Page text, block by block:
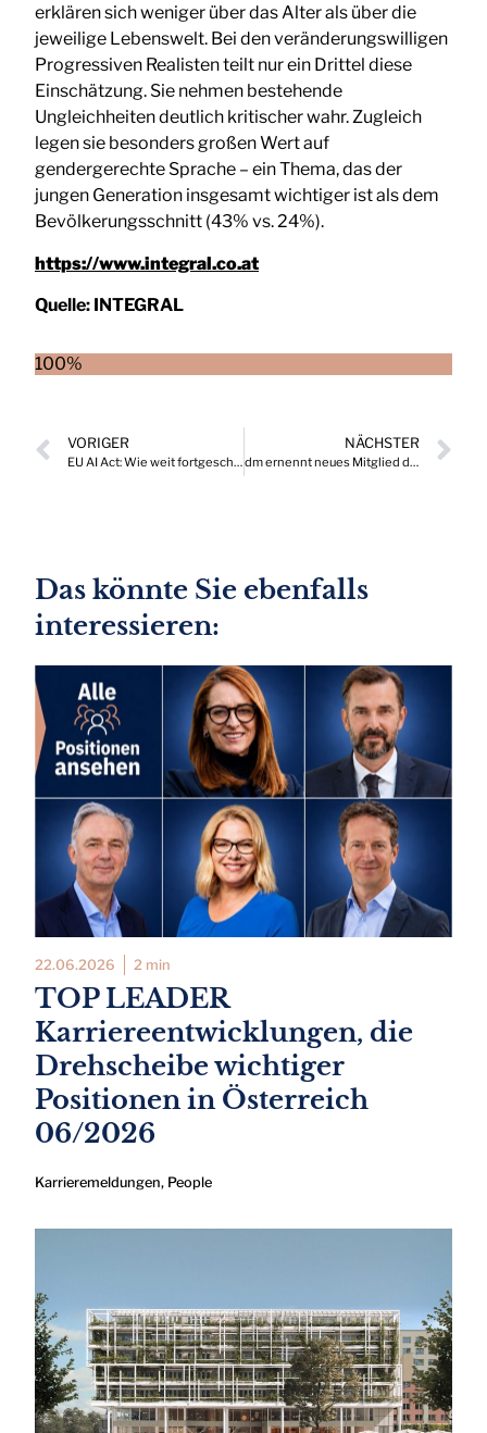
erklären sich weniger über das Alter als über die
jeweilige Lebenswelt. Bei den veränderungswilligen
Progressiven Realisten teilt nur ein Drittel diese
Einschätzung. Sie nehmen bestehende
Ungleichheiten deutlich kritischer wahr. Zugleich
legen sie besonders großen Wert auf
gendergerechte Sprache – ein Thema, das der
jungen Generation insgesamt wichtiger ist als dem
Bevölkerungsschnitt (43% vs. 24%).
https://www.integral.co.at
Quelle: INTEGRAL
100%
VORIGER
EU AI Act: Wie weit fortgeschritten sind heimische Unternehmen wirklich?
NÄCHSTER
dm ernennt neues Mitglied der erweiterten Geschäftsführung
Das könnte Sie ebenfalls
interessieren:
22.06.2026 2 min
TOP LEADER
Karriereentwicklungen, die
Drehscheibe wichtiger
Positionen in Österreich
06/2026
Karrieremeldungen, People